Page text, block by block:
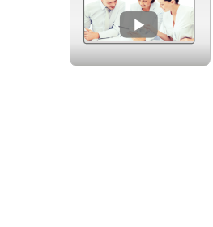
Negro, original